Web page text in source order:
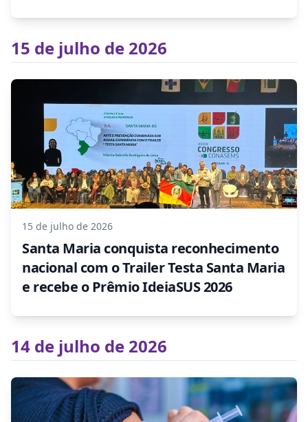
15 de julho de 2026
15 de julho de 2026
Santa Maria conquista reconhecimento
nacional com o Trailer Testa Santa Maria
e recebe o Prêmio IdeiaSUS 2026
14 de julho de 2026